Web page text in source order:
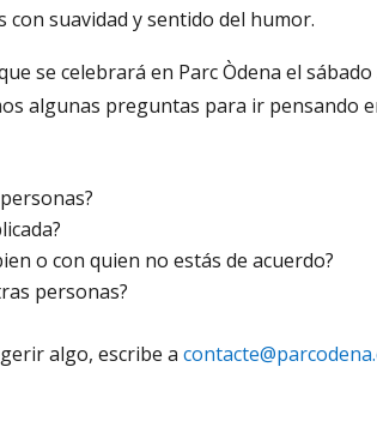
suavidad y sentido del humor.
se celebrará en Parc Òdena el sábado
algunas preguntas para ir pensando
o con quien no estás de acuerdo?
personas?
algo, escribe a